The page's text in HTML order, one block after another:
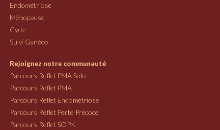
Endométriose
Ménopause
Cycle
Suivi Gynéco
Rejoignez notre communauté
Parcours Reflet PMA Solo
Parcours Reflet PMA
Parcours Reflet Endométriose
Parcours Reflet Perte Précoce
Parcours Reflet SOPK